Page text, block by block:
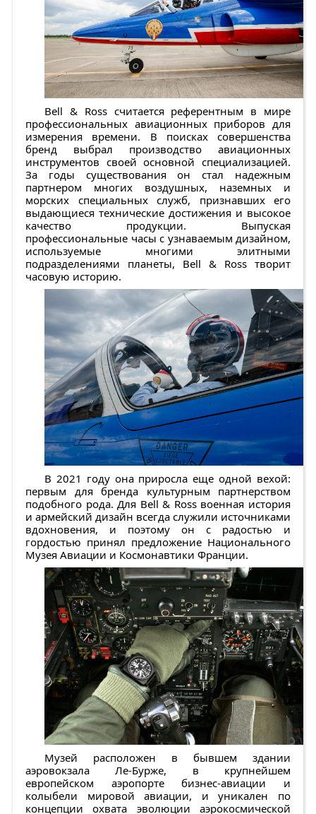
Bell & Ross считается референтным в мире
профессиональных авиационных приборов для
измерения времени. В поисках совершенства
бренд выбрал производство авиационных
инструментов своей основной специализацией.
За годы существования он стал надежным
партнером многих воздушных, наземных и
морских специальных служб, признавших его
выдающиеся технические достижения и высокое
качество продукции. Выпуская
профессиональные часы с узнаваемым дизайном,
используемые многими элитными
подразделениями планеты, Bell & Ross творит
часовую историю.
В 2021 году она приросла еще одной вехой:
первым для бренда культурным партнерством
подобного рода. Для Bell & Ross военная история
и армейский дизайн всегда служили источниками
вдохновения, и поэтому он с радостью и
гордостью принял предложение Национального
Музея Авиации и Космонавтики Франции.
Музей расположен в бывшем здании
аэровокзала Ле-Бурже, в крупнейшем
европейском аэропорте бизнес-авиации и
колыбели мировой авиации, и уникален по
концепции охвата эволюции аэрокосмической